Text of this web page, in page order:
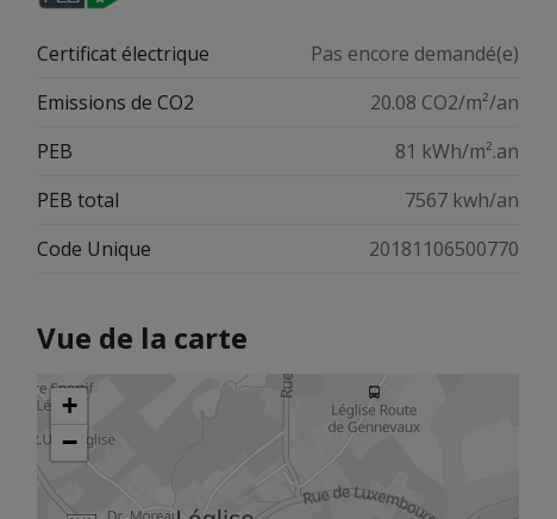
Certificat électrique
Pas encore demandé(e)
Emissions de CO2
20.08 CO2/m²/an
PEB
81 kWh/m².an
PEB total
7567 kwh/an
Code Unique
20181106500770
Vue de la carte